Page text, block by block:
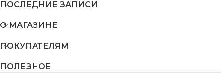
ПОСЛЕДНИЕ ЗАПИСИ
О МАГАЗИНЕ
ПОКУПАТЕЛЯМ
ПОЛЕЗНОЕ